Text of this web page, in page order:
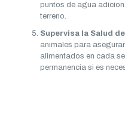
puntos de agua
terreno.
Supervisa la Salud
animales para
alimentados en cada
permanencia si es